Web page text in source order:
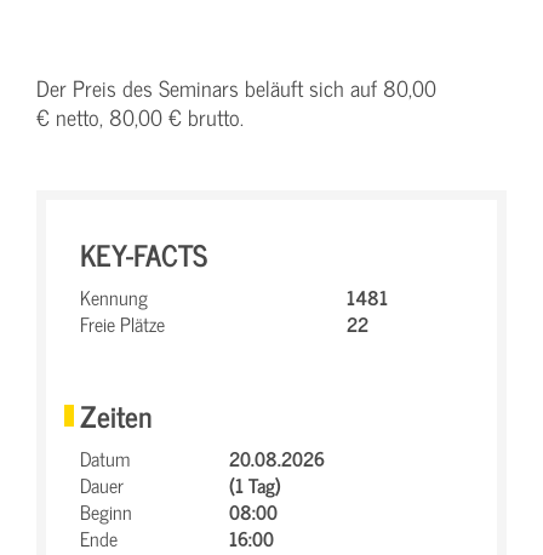
Der Preis des Seminars beläuft sich auf 80,00
€ netto, 80,00 € brutto.
KEY-FACTS
Kennung
1481
Freie Plätze
22
Zeiten
Datum
20.08.2026
Dauer
(1 Tag)
Beginn
08:00
Ende
16:00